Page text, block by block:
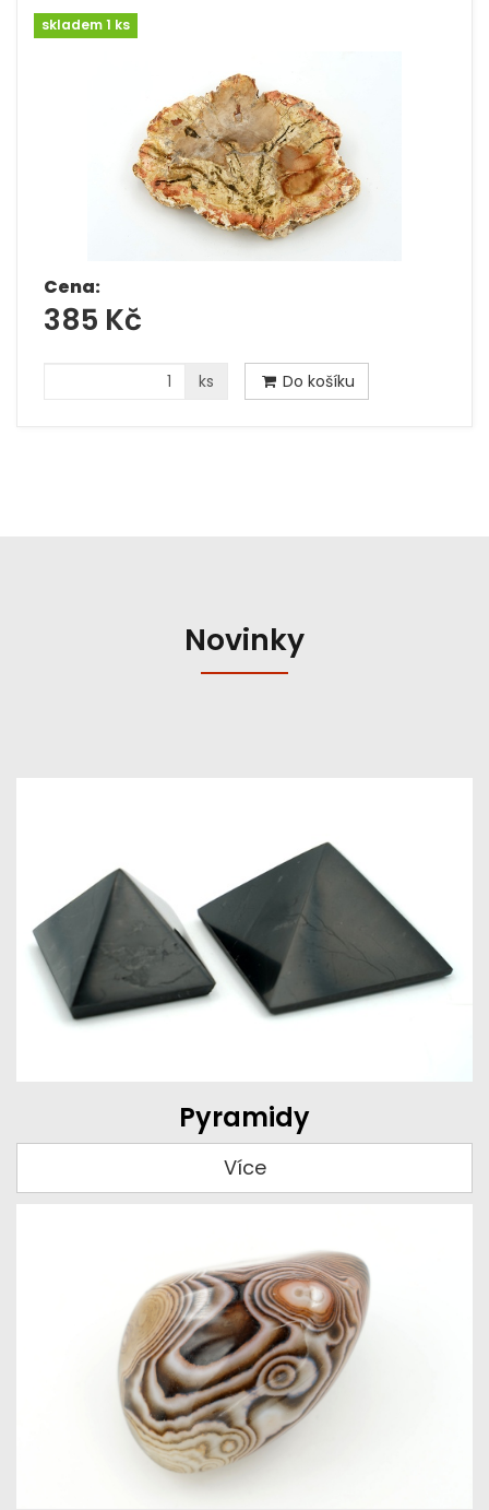
skladem 1 ks
Cena:
385 Kč
ks Do košíku
Novinky
Pyramidy
Více